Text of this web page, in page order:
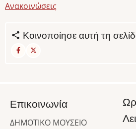
Ανακοινώσεις
Κοινοποίησε αυτή τη
Επικοινωνία
ΔΗΜΟΤΙΚΟ ΜΟΥΣΕΙΟ